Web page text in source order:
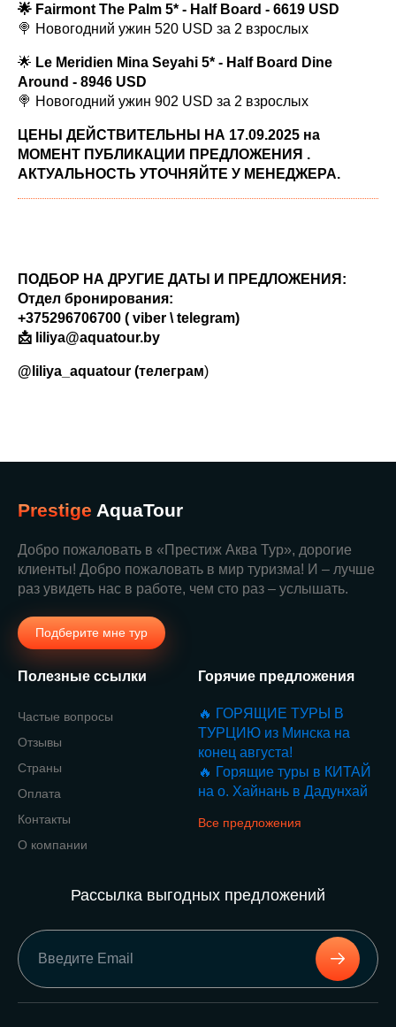
🌟 Fairmont The Palm 5* - Half Board - 6619 USD
🍭 Новогодний ужин 520 USD за 2 взрослых
🌟 Le Meridien Mina Seyahi 5* - Half Board Dine
Around - 8946 USD
🍭 Новогодний ужин 902 USD за 2 взрослых
ЦЕНЫ ДЕЙСТВИТЕЛЬНЫ НА 17.09.2025 на
МОМЕНТ ПУБЛИКАЦИИ ПРЕДЛОЖЕНИЯ .
АКТУАЛЬНОСТЬ УТОЧНЯЙТЕ У МЕНЕДЖЕРА.
ПОДБОР НА ДРУГИЕ ДАТЫ И ПРЕДЛОЖЕНИЯ:
Отдел бронирования:
+375296706700 ( viber \ telegram)
📩 liliya@aquatour.by
@liliya_aquatour (телеграм)
Prestige AquaTour
Добро пожаловать в «Престиж Аква Тур», дорогие
клиенты! Добро пожаловать в мир туризма! И – лучше
раз увидеть нас в работе, чем сто раз – услышать.
Подберите мне тур
Полезные ссылки
Частые вопросы
Отзывы
Страны
Оплата
Контакты
О компании
Горячие предложения
🔥 ГОРЯЩИЕ ТУРЫ В
ТУРЦИЮ из Минска на
конец августа!
🔥 Горящие туры в КИТАЙ
на о. Хайнань в Дадунхай
Все предложения
Рассылка выгодных предложений